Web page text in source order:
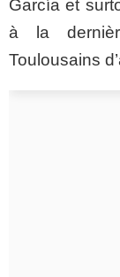
García et
à la
Toulousains